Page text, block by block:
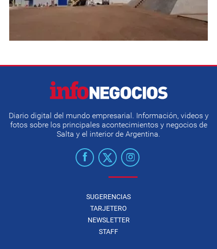
Diario digital del mundo empresarial. Información, videos y
fotos sobre los principales acontecimientos y negocios de
Salta y el interior de Argentina.
SUGERENCIAS
TARJETERO
NEWSLETTER
STAFF